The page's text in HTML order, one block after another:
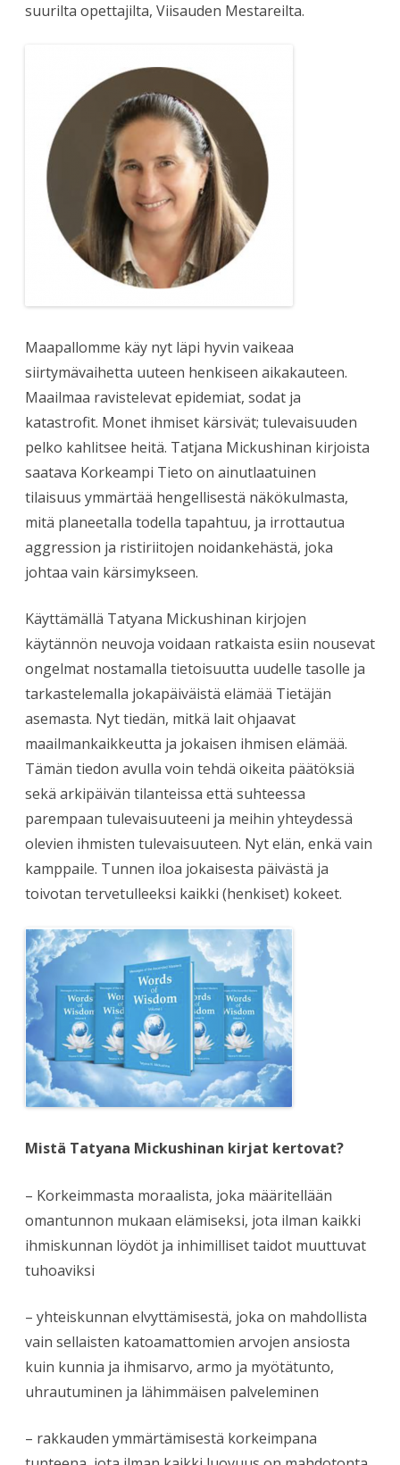
suurilta opettajilta, Viisauden Mestareilta.
Maapallomme käy nyt läpi hyvin vaikeaa
siirtymävaihetta uuteen henkiseen aikakauteen.
Maailmaa ravistelevat epidemiat, sodat ja
katastrofit. Monet ihmiset kärsivät; tulevaisuuden
pelko kahlitsee heitä. Tatjana Mickushinan kirjoista
saatava Korkeampi Tieto on ainutlaatuinen
tilaisuus ymmärtää hengellisestä näkökulmasta,
mitä planeetalla todella tapahtuu, ja irrottautua
aggression ja ristiriitojen noidankehästä, joka
johtaa vain kärsimykseen.
Käyttämällä Tatyana Mickushinan kirjojen
käytännön neuvoja voidaan ratkaista esiin nousevat
ongelmat nostamalla tietoisuutta uudelle tasolle ja
tarkastelemalla jokapäiväistä elämää Tietäjän
asemasta. Nyt tiedän, mitkä lait ohjaavat
maailmankaikkeutta ja jokaisen ihmisen elämää.
Tämän tiedon avulla voin tehdä oikeita päätöksiä
sekä arkipäivän tilanteissa että suhteessa
parempaan tulevaisuuteeni ja meihin yhteydessä
olevien ihmisten tulevaisuuteen. Nyt elän, enkä vain
kamppaile. Tunnen iloa jokaisesta päivästä ja
toivotan tervetulleeksi kaikki (henkiset) kokeet.
Mistä Tatyana Mickushinan kirjat kertovat?
– Korkeimmasta moraalista, joka määritellään
omantunnon mukaan elämiseksi, jota ilman kaikki
ihmiskunnan löydöt ja inhimilliset taidot muuttuvat
tuhoaviksi
– yhteiskunnan elvyttämisestä, joka on mahdollista
vain sellaisten katoamattomien arvojen ansiosta
kuin kunnia ja ihmisarvo, armo ja myötätunto,
uhrautuminen ja lähimmäisen palveleminen
– rakkauden ymmärtämisestä korkeimpana